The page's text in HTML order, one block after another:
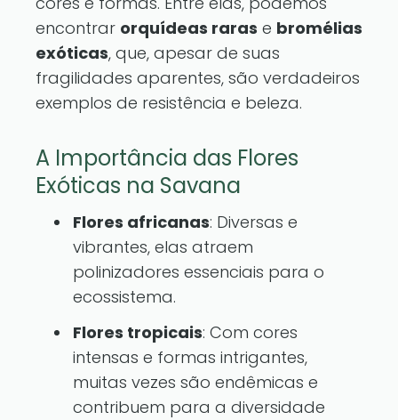
encontrar orquídeas raras e bromélias
exóticas, que, apesar de suas
fragilidades aparentes, são verdadeiros
exemplos de resistência e beleza.
A Importância das Flores
Exóticas na Savana
Flores africanas: Diversas e
vibrantes, elas atraem
polinizadores essenciais para o
ecossistema.
Flores tropicais: Com cores
intensas e formas intrigantes,
muitas vezes são endêmicas e
contribuem para a diversidade